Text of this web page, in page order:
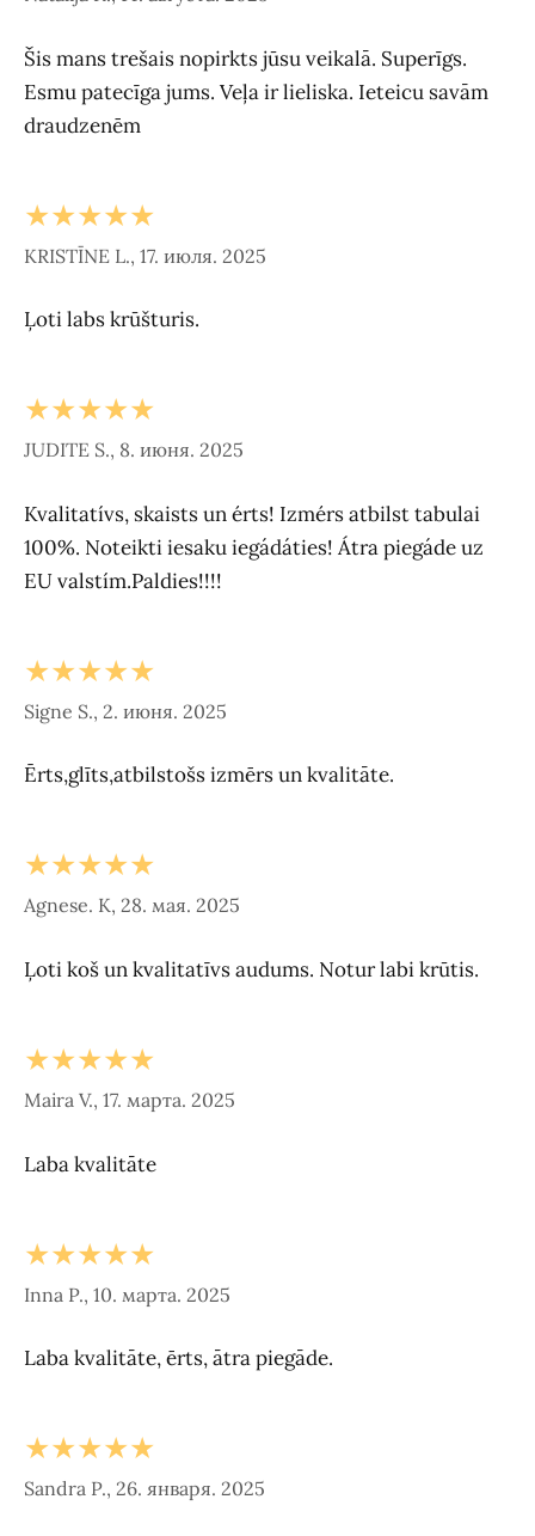
Šis mans trešais nopirkts jūsu veikalā. Superīgs.
Esmu patecīga jums. Veļa ir lieliska. Ieteicu savām
draudzenēm
★★★★★
KRISTĪNE L., 17. июля. 2025
Ļoti labs krūšturis.
★★★★★
JUDITE S., 8. июня. 2025
Kvalitatívs, skaists un érts! Izmérs atbilst tabulai
100%. Noteikti iesaku iegádáties! Átra piegáde uz
EU valstím.Paldies!!!!
★★★★★
Signe S., 2. июня. 2025
Ērts,glīts,atbilstošs izmērs un kvalitāte.
★★★★★
Agnese. K, 28. мая. 2025
Ļoti koš un kvalitatīvs audums. Notur labi krūtis.
★★★★★
Maira V., 17. марта. 2025
Laba kvalitāte
★★★★★
Inna P., 10. марта. 2025
Laba kvalitāte, ērts, ātra piegāde.
★★★★★
Sandra P., 26. января. 2025